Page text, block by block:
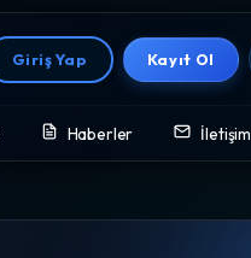
Giriş Yap Kayıt Ol
Haberler İletişim